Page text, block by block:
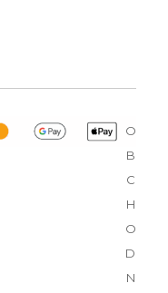
O
B
C
H
O
D
N